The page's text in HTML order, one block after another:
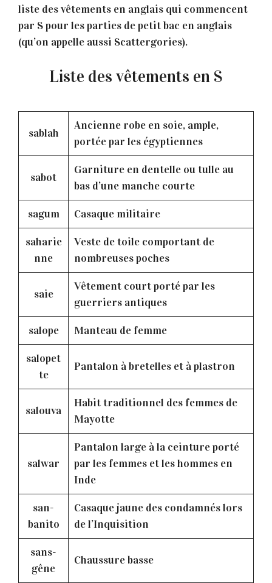
liste des vêtements en anglais qui commencent
par S pour les parties de petit bac en anglais
(qu’on appelle aussi Scattergories).
Liste des vêtements en S
sablah
Ancienne robe en soie, ample,
portée par les égyptiennes
sabot
Garniture en dentelle ou tulle au
bas d’une manche courte
sagum Casaque militaire
saharie
nne
Veste de toile comportant de
nombreuses poches
saie
Vêtement court porté par les
guerriers antiques
salope Manteau de femme
salopet
te
Pantalon à bretelles et à plastron
salouva
Habit traditionnel des femmes de
Mayotte
salwar
Pantalon large à la ceinture porté
par les femmes et les hommes en
Inde
san-
banito
Casaque jaune des condamnés lors
de l’Inquisition
sans-
gêne
Chaussure basse